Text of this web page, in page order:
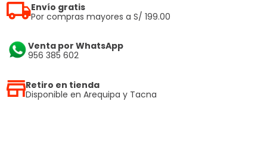
Envío gratis
Por compras mayores a S/ 199.00
Venta por WhatsApp
956 385 602
Retiro en tienda
Disponible en Arequipa y Tacna